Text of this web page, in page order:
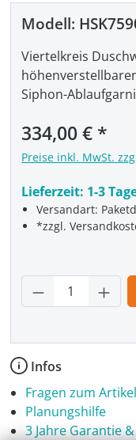
Modell:
Regulärer Preis:
334,00 €
Preise inkl. MwSt.
Lieferzeit: 1-3
Versandart:
*zzgl.
Viertelkreis
Siphon-
Produkt
Infos
Fragen zum Artikel
Planungshilfe
3 Jahre Garantie